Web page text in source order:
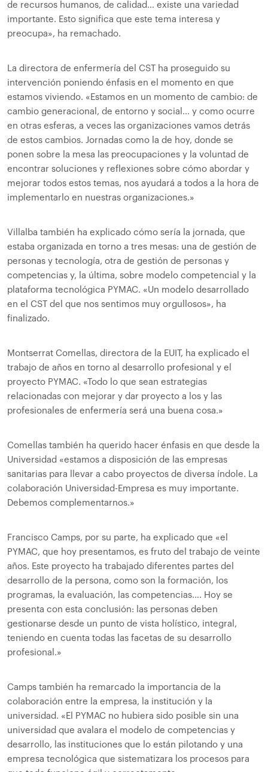
de recursos humanos, de calidad… existe una variedad
importante. Esto significa que este tema interesa y
preocupa», ha remachado.
La directora de enfermería del CST ha proseguido su
intervención poniendo énfasis en el momento en que
estamos viviendo. «Estamos en un momento de cambio: de
cambio generacional, de entorno y social… y como ocurre
en otras esferas, a veces las organizaciones vamos detrás
de estos cambios. Jornadas como la de hoy, donde se
ponen sobre la mesa las preocupaciones y la voluntad de
encontrar soluciones y reflexiones sobre cómo abordar y
mejorar todos estos temas, nos ayudará a todos a la hora de
implementarlo en nuestras organizaciones.»
Villalba también ha explicado cómo sería la jornada, que
estaba organizada en torno a tres mesas: una de gestión de
personas y tecnología, otra de gestión de personas y
competencias y, la última, sobre modelo competencial y la
plataforma tecnológica PYMAC. «Un modelo desarrollado
en el CST del que nos sentimos muy orgullosos», ha
finalizado.
Montserrat Comellas, directora de la EUIT, ha explicado el
trabajo de años en torno al desarrollo profesional y el
proyecto PYMAC. «Todo lo que sean estrategias
relacionadas con mejorar y dar proyecto a los y las
profesionales de enfermería será una buena cosa.»
Comellas también ha querido hacer énfasis en que desde la
Universidad «estamos a disposición de las empresas
sanitarias para llevar a cabo proyectos de diversa índole. La
colaboración Universidad-Empresa es muy importante.
Debemos complementarnos.»
Francisco Camps, por su parte, ha explicado que «el
PYMAC, que hoy presentamos, es fruto del trabajo de veinte
años. Este proyecto ha trabajado diferentes partes del
desarrollo de la persona, como son la formación, los
programas, la evaluación, las competencias…. Hoy se
presenta con esta conclusión: las personas deben
gestionarse desde un punto de vista holístico, integral,
teniendo en cuenta todas las facetas de su desarrollo
profesional.»
Camps también ha remarcado la importancia de la
colaboración entre la empresa, la institución y la
universidad. «El PYMAC no hubiera sido posible sin una
universidad que avalara el modelo de competencias y
desarrollo, las instituciones que lo están pilotando y una
empresa tecnológica que sistematizara los procesos para